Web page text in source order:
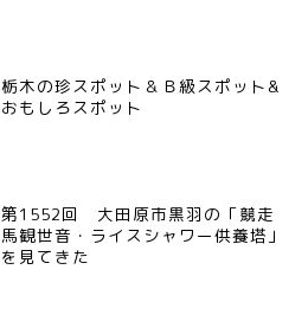
栃木の珍スポット＆Ｂ級スポット&
おもしろスポット
第1552回 大田原市黒羽の「競走
馬観世音・ライスシャワー供養塔」
を見てきた